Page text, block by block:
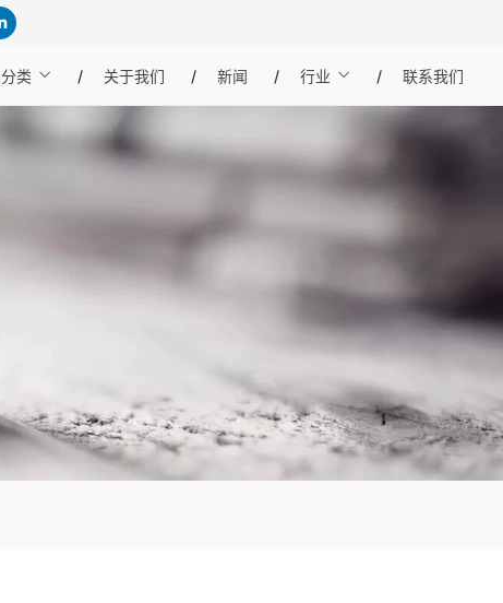
类 关于我们 新闻 行业 联系我们